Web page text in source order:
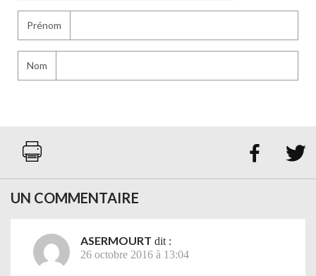
Prénom
Nom
 
UN COMMENTAIRE
ASERMOURT dit :
26 octobre 2016 à 13:04